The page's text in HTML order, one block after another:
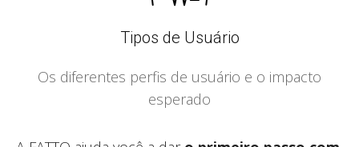
Tipos de Usuário
Os diferentes perfis de usuário e o impacto
esperado